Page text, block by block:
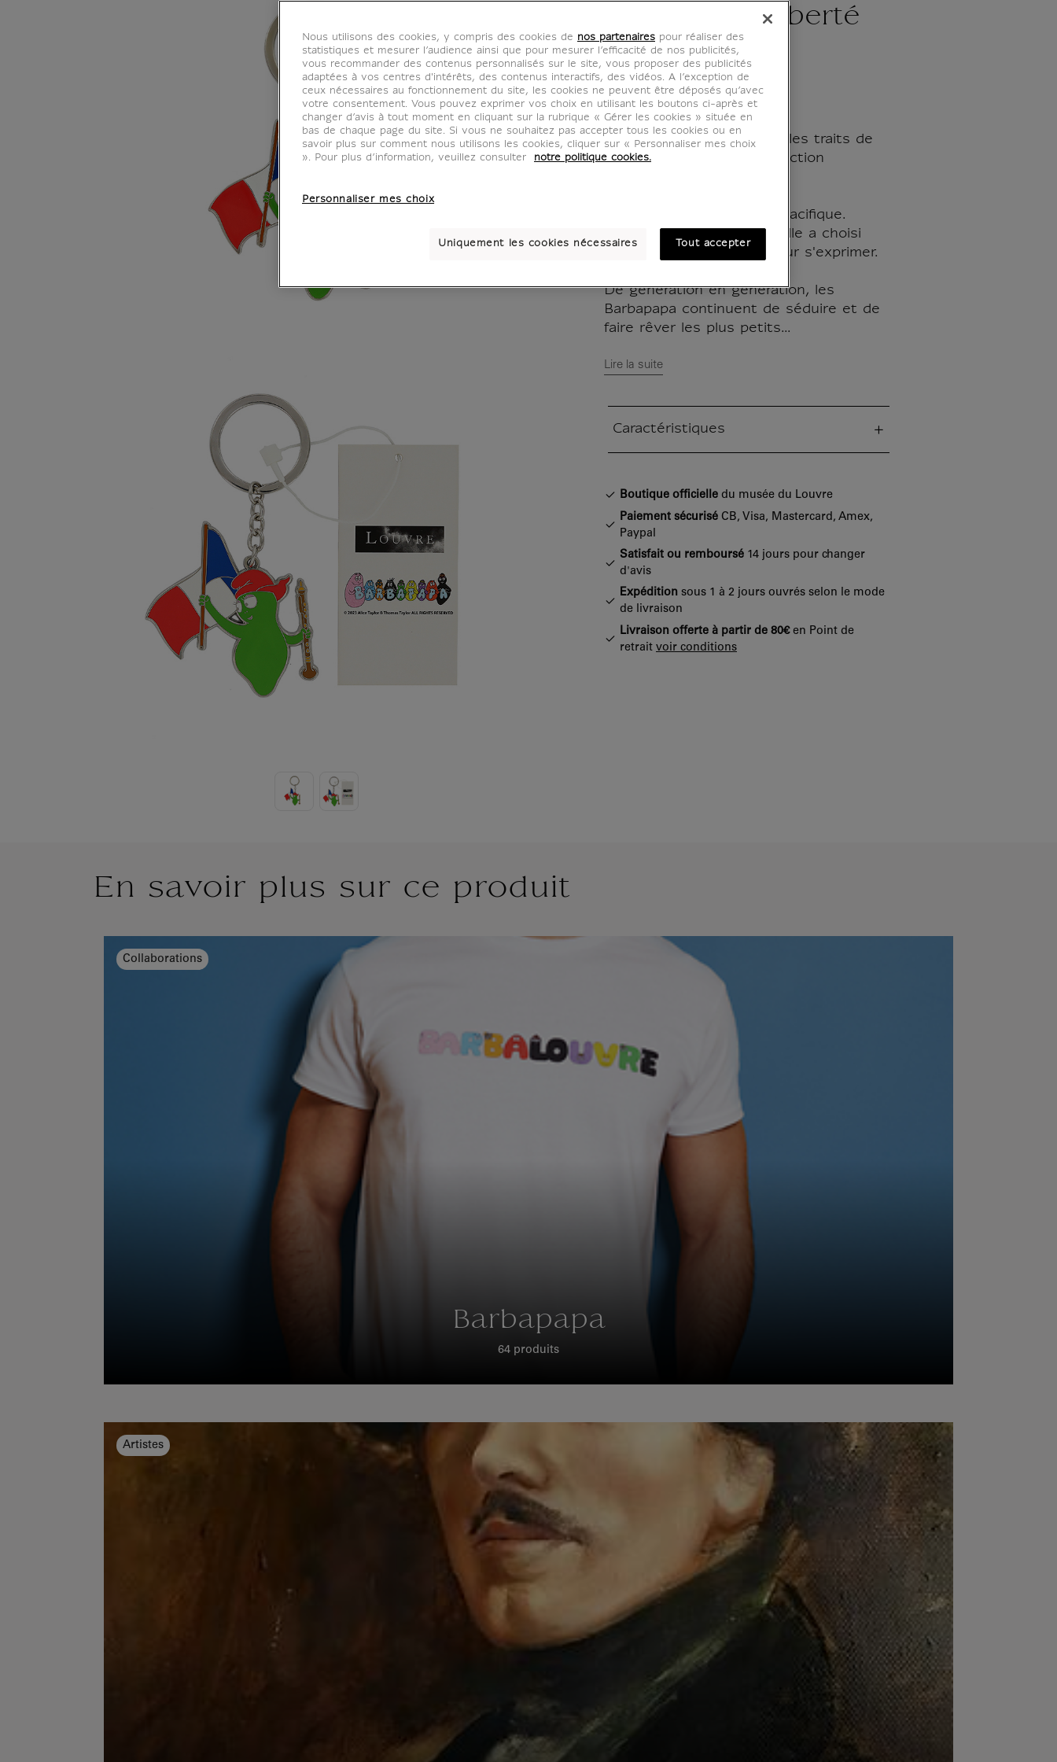
Porte-clés Liberté
Barbalala
CU500457
Porte-clés Barbalala sous les traits de
La Liberté. Issu de la collection
Barbalala est rêveuse et pacifique.
Passionnée de musique, elle a choisi
l'allégorie de la Liberté pour s'exprimer.
De génération en génération, les
Barbapapa continuent de séduire et de
faire rêver les plus petits...
Lire la suite
Caractéristiques
Boutique officielle du musée du Louvre
Paiement sécurisé CB, Visa, Mastercard, Amex,
Paypal
Satisfait ou remboursé 14 jours pour changer
d'avis
Expédition sous 1 à 2 jours ouvrés selon le mode
de livraison
Livraison offerte à partir de 80€en Point de
retrait voir conditions
En savoir plus sur ce produit
Collaborations
Barbapapa
64 produits
Artistes
Nous utilisons des cookies, y compris des cookies de nos partenaires pour réaliser des
statistiques et mesurer l’audience ainsi que pour mesurer l’efficacité de nos publicités,
vous recommander des contenus personnalisés sur le site, vous proposer des publicités
adaptées à vos centres d'intérêts, des contenus interactifs, des vidéos. A l’exception de
ceux nécessaires au fonctionnement du site, les cookies ne peuvent être déposés qu’avec
votre consentement. Vous pouvez exprimer vos choix en utilisant les boutons ci-après et
changer d’avis à tout moment en cliquant sur la rubrique « Gérer les cookies » située en
bas de chaque page du site. Si vous ne souhaitez pas accepter tous les cookies ou en
savoir plus sur comment nous utilisons les cookies, cliquer sur « Personnaliser mes choix
». Pour plus d’information, veuillez consulter
notre politique cookies.
Personnaliser mes choix
Uniquement les cookies nécessaires Tout accepter